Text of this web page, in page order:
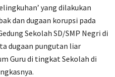
yang dilakukan
dan dugaan korupsi pada
Sekolah SD/SMP Negri di
dugaan pungutan liar
Guru di tingkat Sekolah di